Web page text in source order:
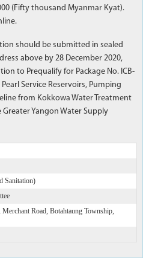
(Fifty thousand Myanmar Kyat).
should be submitted in sealed
above by 28 December 2020,
to Prequalify for Package No. ICB-
Service Reservoirs, Pumping
from Kokkowa Water Treatment
Yangon Water Supply
Sanitation)
Road, Botahtaung Township,